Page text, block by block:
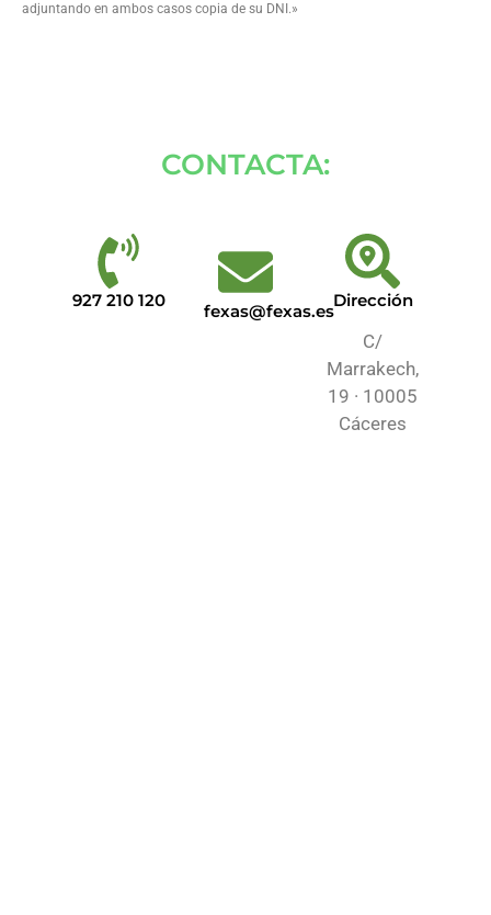
adjuntando en ambos casos copia de su DNI.»
CONTACTA:
927 210 120
fexas@fexas.es
Dirección
C/
Marrakech,
19 · 10005
Cáceres